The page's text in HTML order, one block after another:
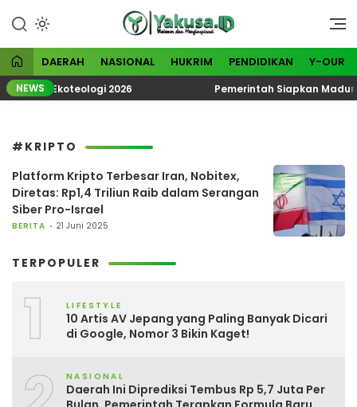
konten
Yakusa
Visioner dan Menginspirasi
DAERAH NASIONAL HUKRIM PENDIDIKAN Y-OUR
NEWSEkoteologi 2026 Pemerintah Siapkan
#KRIPTO
Platform Kripto Terbesar Iran, Nobitex,
Diretas: Rp1,4 Triliun Raib dalam Serangan
Siber Pro-Israel
BERITA 21 Juni 2025
TERPOPULER
1 LIFESTYLE
10 Artis AV Jepang yang Paling Banyak Dicari
di Google, Nomor 3 Bikin Kaget!
NASIONAL
Daerah Ini Diprediksi Tembus Rp 5,7 Juta Per